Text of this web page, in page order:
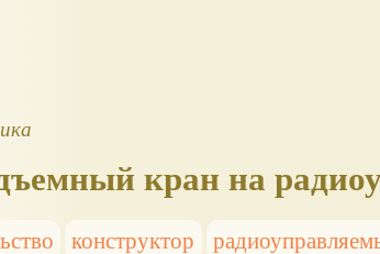
кран на
конструктор